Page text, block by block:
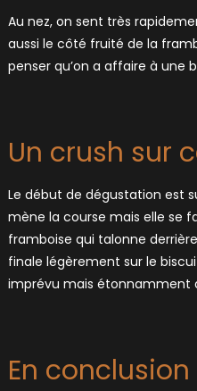
Au nez, on sent très
aussi le côté fruité de la
penser qu’on a affaire à une
Un crush sur
Le début de dégustation est
mène la course mais elle se
framboise qui talonne
finale légèrement sur le
imprévu mais étonnamment
En conclusion